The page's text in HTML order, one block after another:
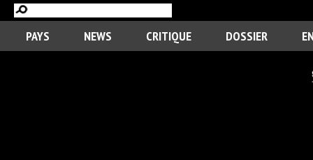
PAYS NEWS CRITIQUE DOSSIER